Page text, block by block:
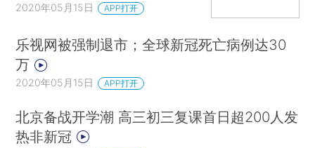
2020年05月15日 APP打开
乐视网被强制退市；全球新冠死亡病例达30
万
2020年05月15日 APP打开
北京备战开学潮 高三初三复课首日超200人发
热非新冠